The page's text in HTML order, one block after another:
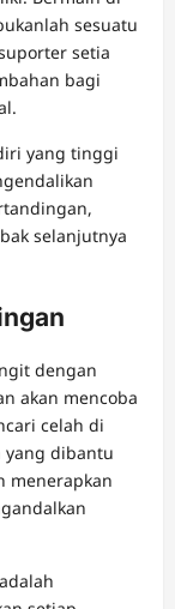
sesuatu
setia
bagi
yang tinggi
selanjutnya
dengan
akan mencoba
celah di
yang dibantu
menerapkan